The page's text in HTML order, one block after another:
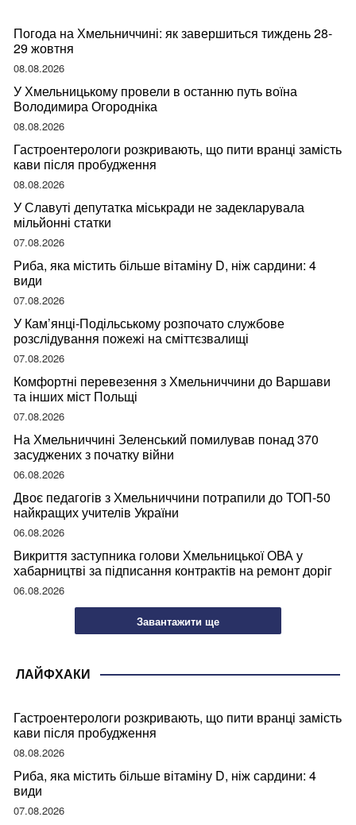
Погода на Хмельниччині: як завершиться тиждень 28-
29 жовтня
08.08.2026
У Хмельницькому провели в останню путь воїна
Володимира Огородніка
08.08.2026
Гастроентерологи розкривають, що пити вранці замість
кави після пробудження
08.08.2026
У Славуті депутатка міськради не задекларувала
мільйонні статки
07.08.2026
Риба, яка містить більше вітаміну D, ніж сардини: 4
види
07.08.2026
У Кам’янці-Подільському розпочато службове
розслідування пожежі на сміттєзвалищі
07.08.2026
Комфортні перевезення з Хмельниччини до Варшави
та інших міст Польщі
07.08.2026
На Хмельниччині Зеленський помилував понад 370
засуджених з початку війни
06.08.2026
Двоє педагогів з Хмельниччини потрапили до ТОП-50
найкращих учителів України
06.08.2026
Викриття заступника голови Хмельницької ОВА у
хабарництві за підписання контрактів на ремонт доріг
06.08.2026
Завантажити ще
ЛАЙФХАКИ
Гастроентерологи розкривають, що пити вранці замість
кави після пробудження
08.08.2026
Риба, яка містить більше вітаміну D, ніж сардини: 4
види
07.08.2026